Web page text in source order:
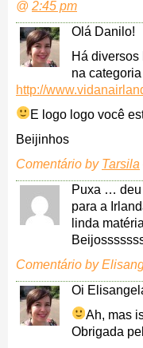
@ 2:45 pm
Olá Danilo!
Há
na
http://
E logo logo você
Beijinhos
Comentário by Tarsila
Puxa … deu
para a
linda
Comentário by
Oi
Ah, mas
Obrigada